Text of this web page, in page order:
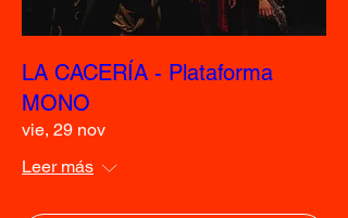
LA CACERÍA - Plataforma
MONO
vie, 29 nov
Leer más